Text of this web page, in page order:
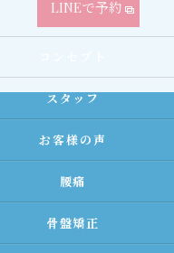
LINEで予約
スタッフ
お客様の声
腰痛
骨盤矯正